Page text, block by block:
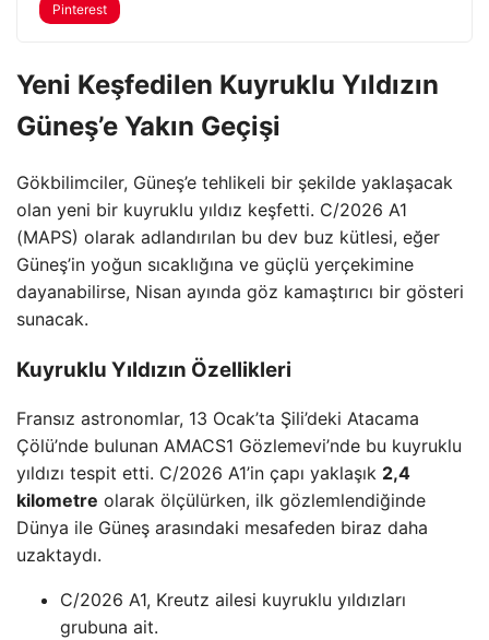
Pinterest
Yeni Keşfedilen Kuyruklu Yıldızın
Güneş’e Yakın Geçişi
Gökbilimciler, Güneş’e tehlikeli bir şekilde yaklaşacak
olan yeni bir kuyruklu yıldız keşfetti. C/2026 A1
(MAPS) olarak adlandırılan bu dev buz kütlesi, eğer
Güneş’in yoğun sıcaklığına ve güçlü yerçekimine
dayanabilirse, Nisan ayında göz kamaştırıcı bir gösteri
sunacak.
Kuyruklu Yıldızın Özellikleri
Fransız astronomlar, 13 Ocak’ta Şili’deki Atacama
Çölü’nde bulunan AMACS1 Gözlemevi’nde bu kuyruklu
yıldızı tespit etti. C/2026 A1’in çapı yaklaşık 2,4
kilometre olarak ölçülürken, ilk gözlemlendiğinde
Dünya ile Güneş arasındaki mesafeden biraz daha
uzaktaydı.
C/2026 A1, Kreutz ailesi kuyruklu yıldızları
grubuna ait.